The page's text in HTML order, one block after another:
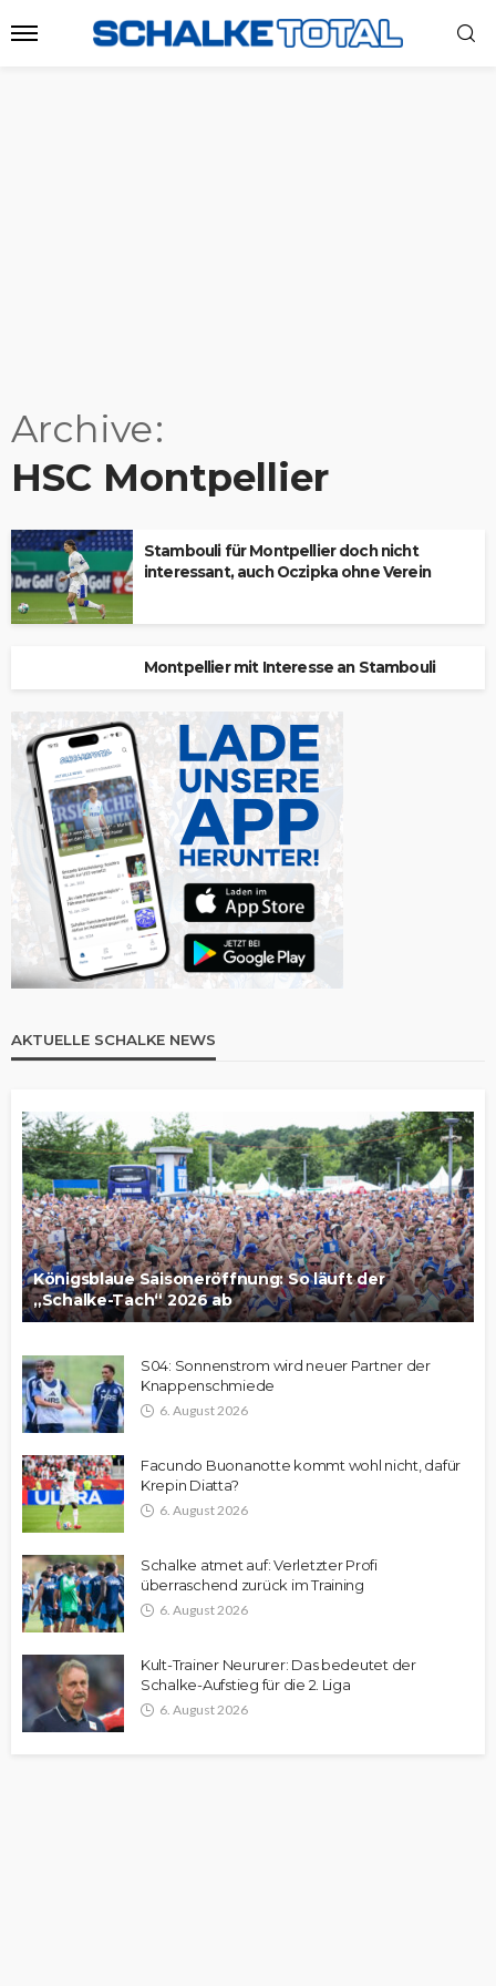
Archive
HSC Montpellier
Stambouli für Montpellier doch nicht
interessant, auch Oczipka ohne Verein
Montpellier mit Interesse an Stambouli
AKTUELLE SCHALKE NEWS
Königsblaue Saisoneröffnung: So läuft der
„Schalke-Tach“ 2026 ab
S04: Sonnenstrom wird neuer Partner der
Knappenschmiede
6. August 2026
Facundo Buonanotte kommt wohl nicht, dafür
Krepin Diatta?
6. August 2026
Schalke atmet auf: Verletzter Profi
überraschend zurück im Training
6. August 2026
Kult-Trainer Neururer: Das bedeutet der
Schalke-Aufstieg für die 2. Liga
6. August 2026